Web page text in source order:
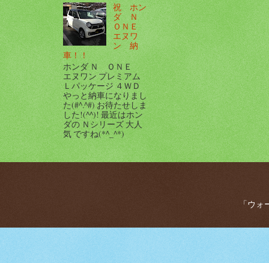
祝 ホン
ダ Ｎ
ＯＮＥ
エヌワ
ン 納
車！！
ホンダ Ｎ ＯＮＥ
エヌワン プレミアム
Ｌパッケージ ４ＷＤ
やっと納車になりまし
た(#^.^#) お待たせしま
した!(^^)! 最近はホン
ダの Ｎシリーズ 大人
気 ですね(*^_^*)
「ウ